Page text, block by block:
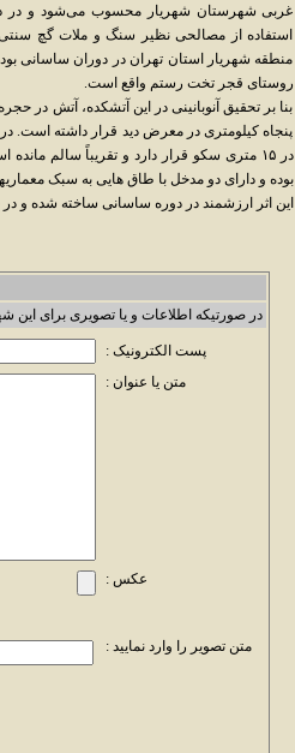
غربی شهرستان شهریار محسوب می‌شود و در
استفاده از مصالحی نظیر سنگ و ملات گچ
روستای قجر تخت رستم واقع است.
بنا بر تحقیق آنوبانینی در این آتشکده، آتش
پنجاه کیلومتری در معرض دید قرار داشته است.
بوده و دارای دو مدخل با طاق هایی به سبک
این اثر ارزشمند در دوره ساسانی ساخته شده و در سال ۱۳۱۶ در فهرست آثار ملی قرار
در صورتیکه اطلاعات و یا تصویری برای این
پست الکترونیک :
متن یا عنوان :
عکس :
متن تصویر را وارد نمایید :